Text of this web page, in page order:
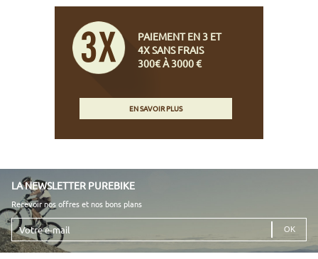
PAIEMENT EN 3 ET
4X SANS FRAIS
300€ À 3000 €
EN SAVOIR PLUS
LA NEWSLETTER PUREBIKE
Recevoir nos offres et nos bons plans
Votre
e-
mail